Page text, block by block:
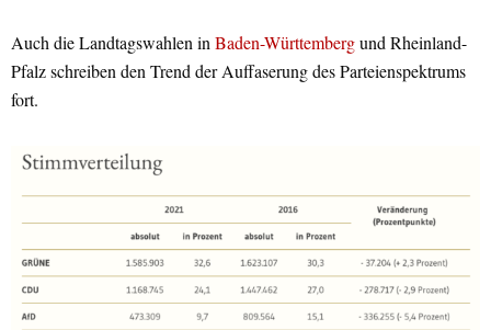
Auch die Landtagswahlen in Baden-Württembergund Rheinland-
Pfalz schreiben den Trend der Auffaserung des Parteienspektrums
fort.